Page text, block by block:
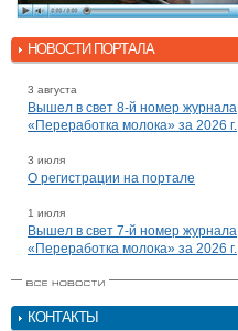
НОВОСТИ ПОРТАЛА
3 августа
Вышел в свет 8-й номер журнала
«Переработка молока» за 2026 г.
3 июля
О регистрации на портале
1 июля
Вышел в свет 7-й номер журнала
«Переработка молока» за 2026 г.
КОНТАКТЫ